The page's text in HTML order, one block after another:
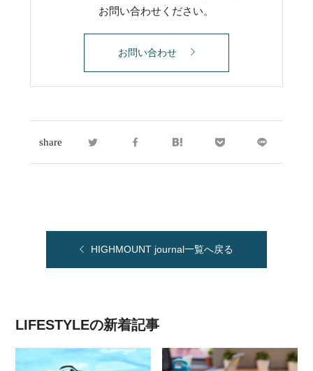
お問い合わせください。
お問い合わせ
share
HIGHMOUNT journal一覧へ戻る
LIFESTYLEの新着記事